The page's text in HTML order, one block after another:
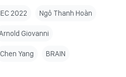
2022 Ngô Thanh Hoàn
Giovanni
Chen Yang BRAIN